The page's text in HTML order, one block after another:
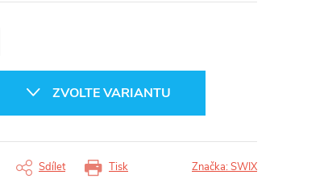
ZVOLTE VARIANTU
Tisk
Sdílet Značka:SWIX